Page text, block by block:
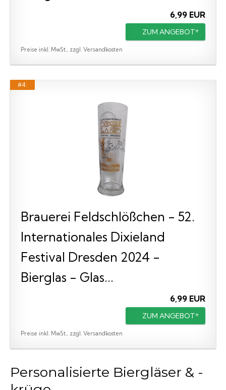
6,99 EUR
ZUM ANGEBOT*
Preise inkl. MwSt., zzgl. Versandkosten
#4:
Brauerei Feldschlößchen - 52.
Internationales Dixieland
Festival Dresden 2024 -
Bierglas - Glas...
6,99 EUR
ZUM ANGEBOT*
Preise inkl. MwSt., zzgl. Versandkosten
Personalisierte Biergläser & -